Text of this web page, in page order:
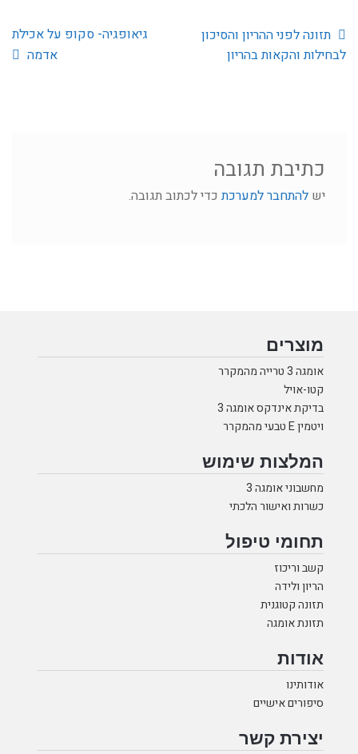
ניווט
הפוסט
הקודם:
תזונה לפני ההריון והסיכון
לבחילות והקאות בהריון
הפוסט
גיאופגיה- סקופ על אכילת
אדמה
כתיבת תגובה
יש להתחבר למערכתכדי לכתוב תגובה.
מוצרים
אומגה 3 טרייה מהמקרר
קטו-אויל
בדיקת אינדקס אומגה 3
ויטמין E טבעי מהמקרר
המלצות שימוש
מחשבוני אומגה 3
כשרות ואישור הלכתי
תחומי טיפול
קשב וריכוז
הריון ולידה
תזונה קטוגנית
תזונת אומגה
אודות
אודותינו
סיפורים אישיים
יצירת קשר